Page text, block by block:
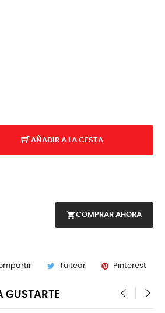
AÑADIR A LA CESTA
shopping_cartCOMPRAR AHORA
Tuitear Pinterest
GUSTARTE